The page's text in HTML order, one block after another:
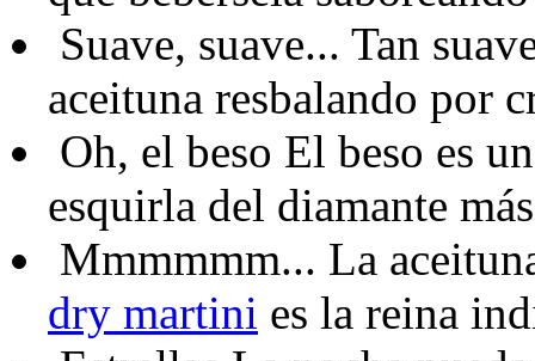
Suave, suave... Tan
aceituna resbalando por
Oh, el beso El beso es
esquirla del diamante
Mmmmmm... La
dry martini es la reina